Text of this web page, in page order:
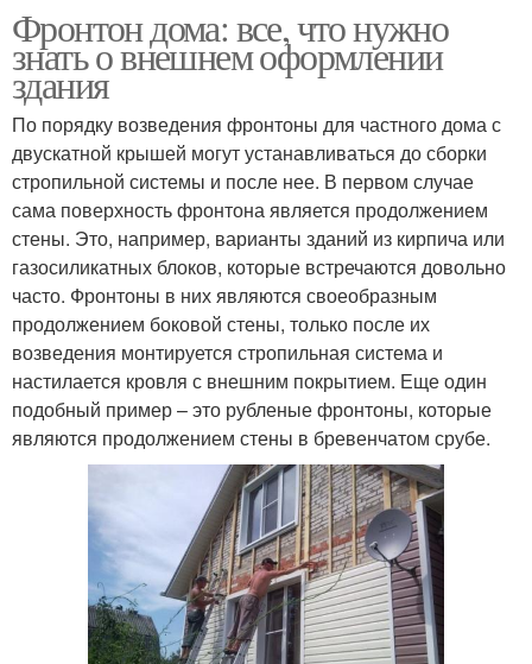
Фронтон дома: все, что нужно
знать о внешнем оформлении
здания
По порядку возведения фронтоны для частного дома с
двускатной крышей могут устанавливаться до сборки
стропильной системы и после нее. В первом случае
сама поверхность фронтона является продолжением
стены. Это, например, варианты зданий из кирпича или
газосиликатных блоков, которые встречаются довольно
часто. Фронтоны в них являются своеобразным
продолжением боковой стены, только после их
возведения монтируется стропильная система и
настилается кровля с внешним покрытием. Еще один
подобный пример – это рубленые фронтоны, которые
являются продолжением стены в бревенчатом срубе.